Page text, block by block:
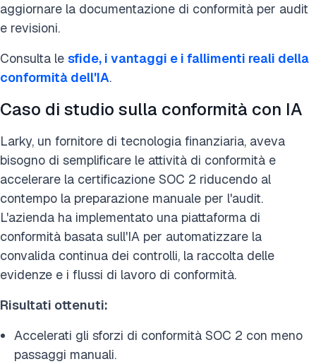
aggiornare la documentazione di conformità per audit
e revisioni.
Consulta le sfide, i vantaggi e i fallimenti reali della
conformità dell'IA.
Caso di studio sulla conformità con IA
Larky, un fornitore di tecnologia finanziaria, aveva
bisogno di semplificare le attività di conformità e
accelerare la certificazione SOC 2 riducendo al
contempo la preparazione manuale per l'audit.
L'azienda ha implementato una piattaforma di
conformità basata sull'IA per automatizzare la
convalida continua dei controlli, la raccolta delle
evidenze e i flussi di lavoro di conformità.
Risultati ottenuti:
Accelerati gli sforzi di conformità SOC 2 con meno
passaggi manuali.